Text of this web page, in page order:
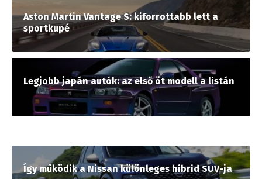
Aston Martin Vantage S: kiforrottabb lett a
sportkupé
Legjobb japán autók: az első öt modell a listán
Így működik a Nissan különleges hibrid SUV-ja